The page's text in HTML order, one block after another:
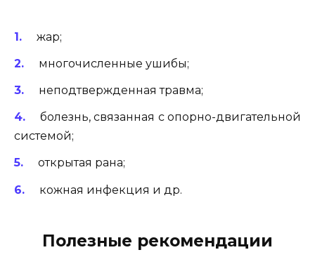
жар;
многочисленные ушибы;
неподтвержденная травма;
болезнь, связанная с опорно-двигательной
системой;
открытая рана;
кожная инфекция и др.
Полезные рекомендации